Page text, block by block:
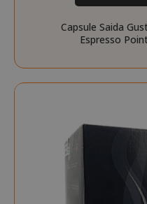
Capsule Saida
Espresso